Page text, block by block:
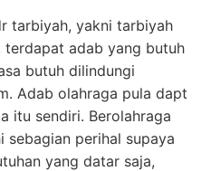
tarbiyah, yakni tarbiyah
terdapat adab yang butuh
butuh dilindungi
Adab olahraga pula dapt
itu sendiri. Berolahraga
sebagian perihal supaya
yang datar saja,